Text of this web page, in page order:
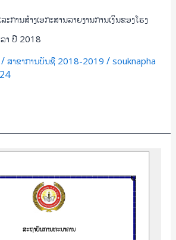
ານສ້າງເອກະສານລາຍງານການເງິນຂອງໂຮງ
າ ປີ 2018
/ ສາຂາການບັນຊີ 2018-2019 / souknapha